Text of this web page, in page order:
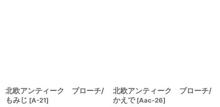
北欧アンティーク ブローチ/
もみじ [A-21]
北欧アンティーク ブローチ/
かえで [Aac-26]